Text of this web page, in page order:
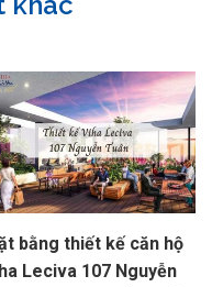
bằng thiết kế căn hộ
Leciva 107 Nguyễn